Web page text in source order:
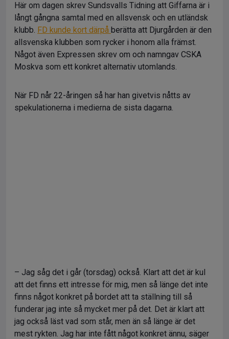
Här om dagen skrev Sundsvalls Tidning att Giffarna är i
långt gångna samtal med en allsvensk och en utländsk
klubb. FD kunde kort därpå berätta att Djurgården är den
allsvenska klubben som rycker i honom alla främst.
Något även Expressen skrev om och namngav CSKA
Moskva som ett konkret alternativ utomlands.
När FD når 22-åringen så har han givetvis nåtts av
spekulationerna i medierna de sista dagarna.
– Jag såg det i går (torsdag) också. Klart att det är kul
att det finns ett intresse för mig, men så länge det inte
finns något konkret på bordet att ta ställning till så
funderar jag inte så mycket mer på det. Det är klart att
jag också läst vad som står, men än så länge är det
mest rykten. Jag har inte fått något konkret ännu, säger